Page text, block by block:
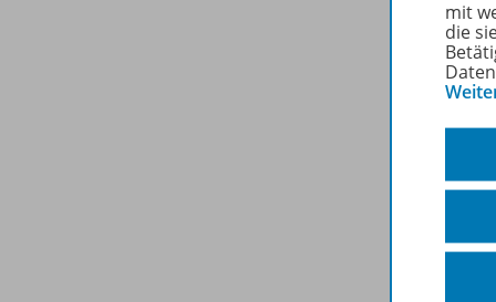
mit
die